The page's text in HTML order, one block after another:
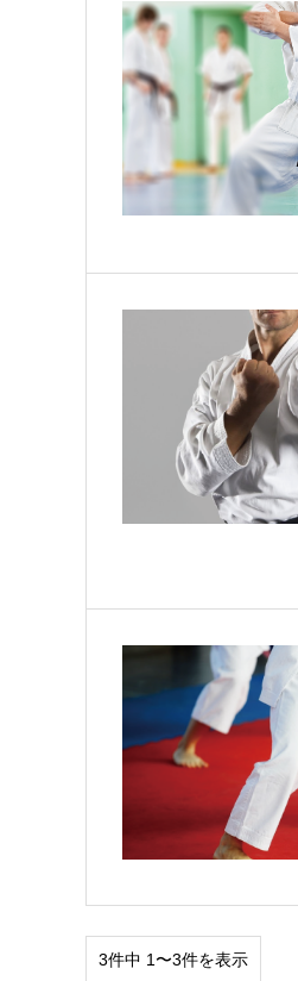
3件中 1〜3件を表示